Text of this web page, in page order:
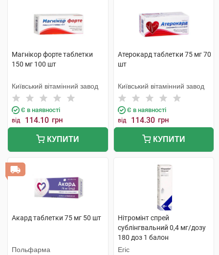
Магнікор форте таблетки
150 мг 100 шт
Київський вітамінний завод
Є в наявності
від 114.10 грн
КУПИТИ
Атерокард таблетки 75 мг 70
шт
Київський вітамінний завод
Є в наявності
від 114.30 грн
КУПИТИ
Акард таблетки 75 мг 50 шт
Польфарма
Нітромінт спрей
сублінгвальний 0,4 мг/дозу
180 доз 1 балон
Егіс